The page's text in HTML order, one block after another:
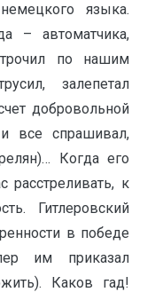
языка.
– автоматчика,
по нашим
залепетал
добровольной
все спрашивал,
Когда его
расстреливать, к
Гитлеровский
в победе
им приказал
Каков гад!